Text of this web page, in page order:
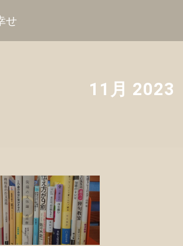
せ
11月 2023